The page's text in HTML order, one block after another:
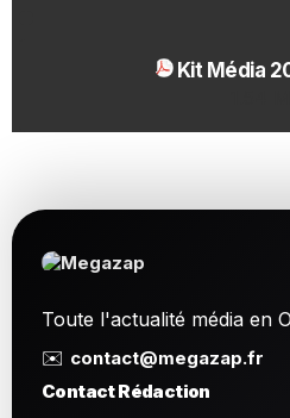
Kit Média
Toute l'actualité média en
✉️ contact@megazap.fr
Contact Rédaction